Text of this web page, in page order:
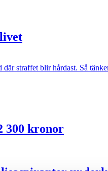
straffet blir hårdast. Så
300 kronor